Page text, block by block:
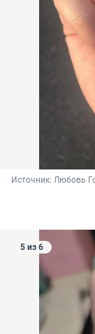
Источник: Любовь
5 из 6